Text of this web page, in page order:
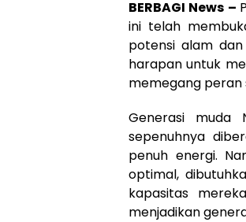
BERBAGI News –
ini telah
potensi alam
harapan untuk
memegang peran
Generasi muda
sepenuhnya
penuh energi.
optimal,
kapasitas
menjadikan